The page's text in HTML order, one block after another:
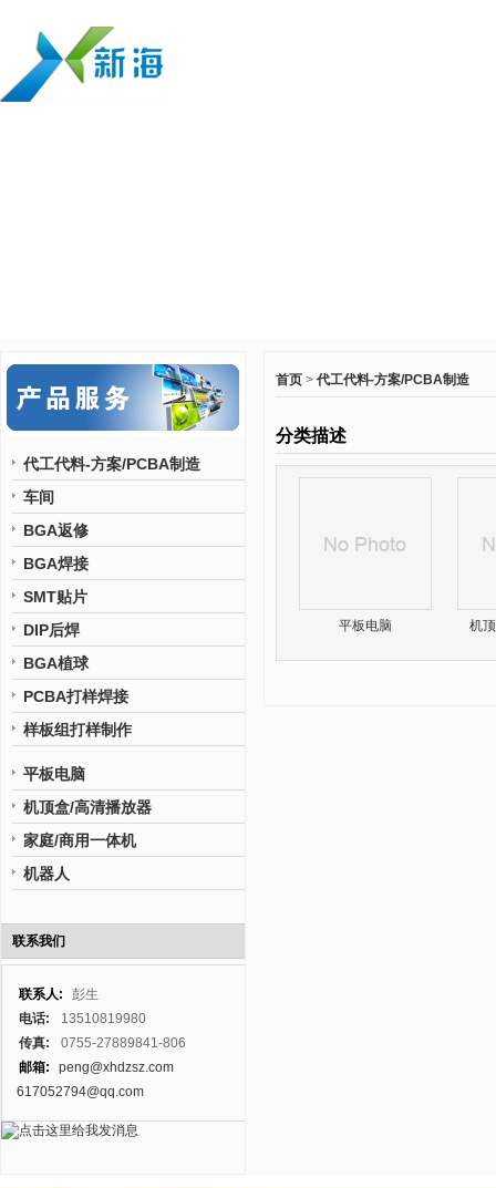
首页 > 代工代料-方案/PCBA制造
分类描述
平板电脑 机
代工代料-方案/PCBA制造
车间
BGA返修
BGA焊接
SMT贴片
DIP后焊
BGA植球
PCBA打样焊接
样板组打样制作
平板电脑
机顶盒/高清播放器
家庭/商用一体机
机器人
联系我们
联系人:
彭生
电话:
13510819980
传真:
0755-27889841-806
邮箱:
peng@xhdzsz.com
617052794@qq.com